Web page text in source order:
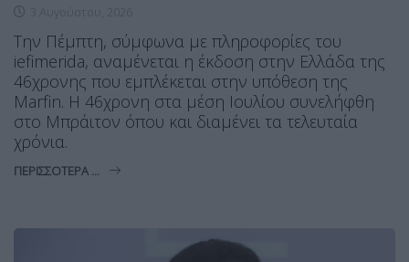
Την Πέμπτη, σύμφωνα με πληροφορίες του
iefimerida, αναμένεται η έκδοση στην Ελλάδα της
46χρονης που εμπλέκεται στην υπόθεση της
Marfin. H 46χρονη στα μέση Ιουλίου συνελήφθη
στο Μπράιτον όπου και διαμένει τα τελευταία
χρόνια.
ΠΕΡΙΣΣΌΤΕΡΑ ...